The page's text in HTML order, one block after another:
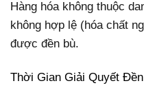
Hàng hóa không thuộc
không hợp lệ (hóa chất
được đền bù.
Thời Gian Giải Quyết